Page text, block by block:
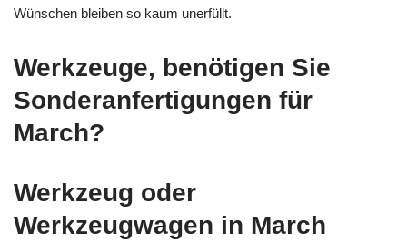
Wünschen bleiben so kaum unerfüllt.
Werkzeuge, benötigen Sie
Sonderanfertigungen für
March?
Werkzeug oder
Werkzeugwagen in March